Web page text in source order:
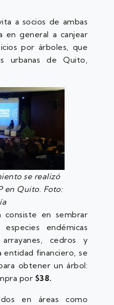
a socios de ambas
en general a canjear
por árboles, que
urbanas de Quito,
se realizó
en Quito. Foto:
consiste en sembrar
endémicas
cedros y
entidad financiero, se
obtener un árbol:
por $38.
en áreas como